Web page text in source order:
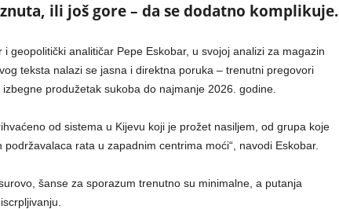
ili još gore – da se dodatno komplikuje.
geopolitički analitičar Pepe Eskobar, u svojoj analizi za magazin
teksta nalazi se jasna i direktna poruka – trenutni pregovori
produžetak sukoba do najmanje 2026. godine.
od sistema u Kijevu koji je prožet nasiljem, od grupa koje
rata u zapadnim centrima moći“, navodi Eskobar.
šanse za sporazum trenutno su minimalne, a putanja